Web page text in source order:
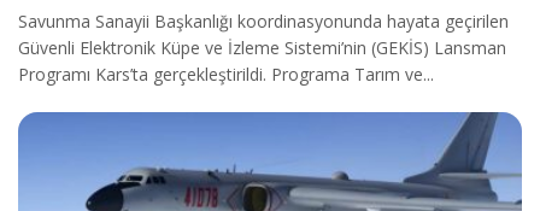
Savunma Sanayii Başkanlığı koordinasyonunda hayata geçirilen
Güvenli Elektronik Küpe ve İzleme Sistemi’nin (GEKİS) Lansman
Programı Kars’ta gerçekleştirildi. Programa Tarım ve...